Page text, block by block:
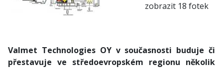
zobrazit 18 fotek
Valmet Technologies OY v současnosti buduje či
přestavuje ve středoevropském regionu několik